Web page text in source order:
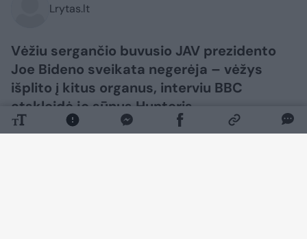
Lrytas.lt
Vėžiu sergančio buvusio JAV prezidento
Joe Bideno sveikata negerėja – vėžys
išplito į kitus organus, interviu BBC
atskleidė jo sūnus Hunteris.